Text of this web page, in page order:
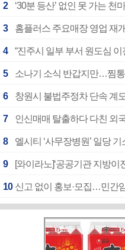
2 ‘30분 등산’ 없인 못 가는
3 홈플러스 주요매장 영업 재개
4 “진주시 일부 부서 원도심
5 소나기 소식 반갑지만…찜
6 창원시 불법주정차 단속 계
7 인신매매 탈출하다 다친 외
8 엘시티 ‘사무장병원’ 일당
9 [와이라노]‘공공기관 지방이
10 신고 없이 홍보·모집…민간